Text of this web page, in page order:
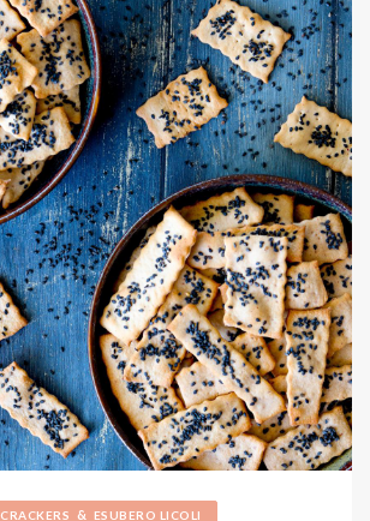
CRACKERS & ESUBERO LICOLI